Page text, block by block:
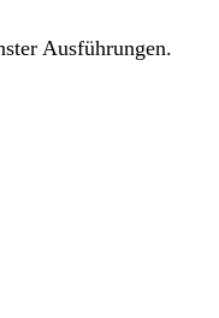
Ausführungen.